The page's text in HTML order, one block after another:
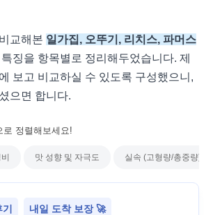
교해본 일가집, 오뚜기, 리치스, 파머스
징을 항목별로 정리해두었습니다. 제
보고 비교하실 수 있도록 구성했으니,
으면 합니다.
로 정렬해보세요!
맛 성향 및 자극도 실속 (고형량/총중량)
내일 도착 보장 🚀